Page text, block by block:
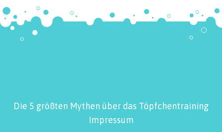
Die 5 größten Mythen über das Töpfchentraining
Impressum